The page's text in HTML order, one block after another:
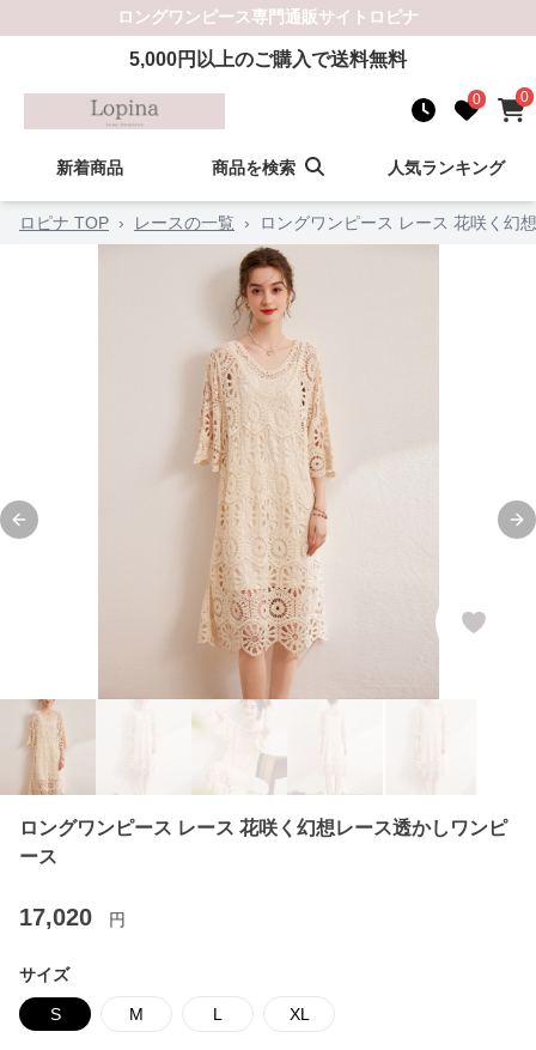
ロングワンピース専門通販サイト ロピナ
5,000円以上のご購入で送料無料
0 0
新着商品 商品を検索 人気ランキング
ロピナ TOP › レースの一覧 › ロングワンピース レース 花咲く幻
Previous slide
ロングワンピース レース 花咲く幻想レース透かしワンピ
ース
17,020 円
サイズ
S M L XL